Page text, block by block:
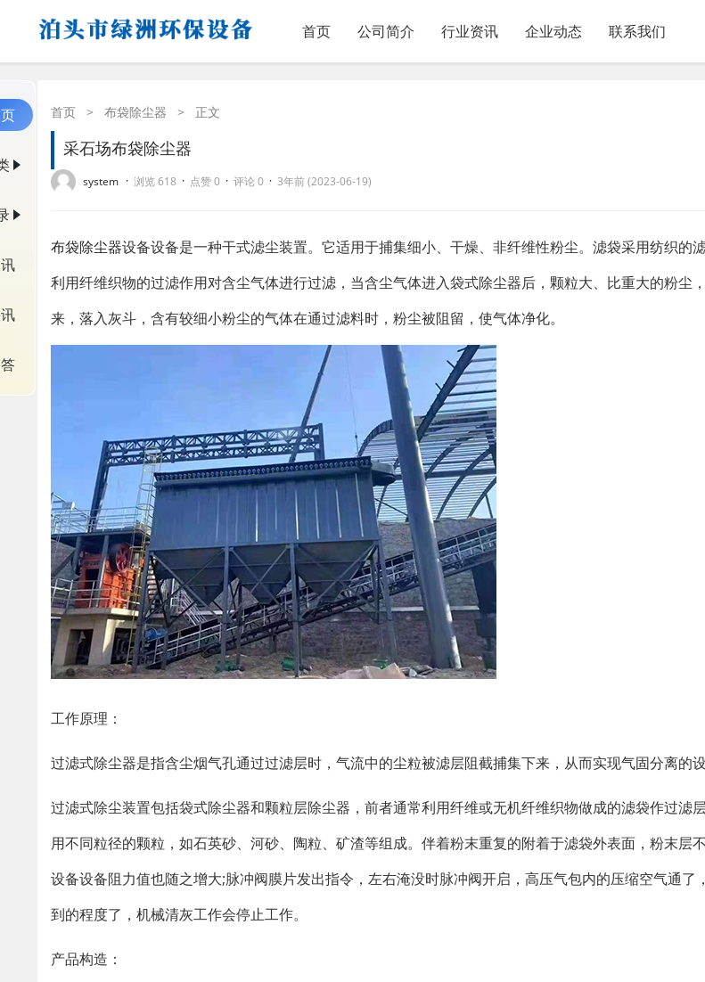
首页 公司简介 行业资讯 企业动态 联系我们
首页 > 布袋除尘器 > 正文
采石场布袋除尘器
system · 浏览 618 · 点赞 0 · 评论 0 · 3年前 (2023-06-19)
布袋除尘器设备设备是一种干式滤尘装置。它适用于捕集细小、干燥、非纤维性粉尘。滤袋采用纺织的
利用纤维织物的过滤作用对含尘气体进行过滤，当含尘气体进入袋式除尘器后，颗粒大、比重大的粉尘
来，落入灰斗，含有较细小粉尘的气体在通过滤料时，粉尘被阻留，使气体净化。
工作原理：
过滤式除尘器是指含尘烟气孔通过过滤层时，气流中的尘粒被滤层阻截捕集下来，从而实现气固分离的设
过滤式除尘装置包括袋式除尘器和颗粒层除尘器，前者通常利用纤维或无机纤维织物做成的滤袋作过滤
用不同粒径的颗粒，如石英砂、河砂、陶粒、矿渣等组成。伴着粉末重复的附着于滤袋外表面，粉末层
设备设备阻力值也随之增大;脉冲阀膜片发出指令，左右淹没时脉冲阀开启，高压气包内的压缩空气通了
到的程度了，机械清灰工作会停止工作。
产品构造：